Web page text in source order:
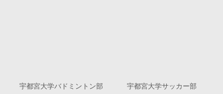
宇都宮大学バドミントン部 宇都宮大学サッカー部